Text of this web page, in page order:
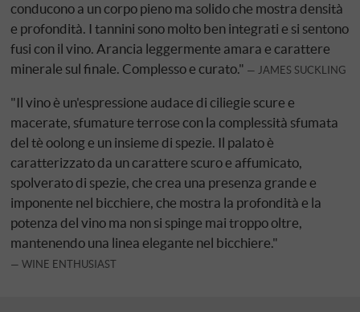
conducono a un corpo pieno ma solido che mostra densità
e profondità. I tannini sono molto ben integrati e si sentono
fusi con il vino. Arancia leggermente amara e carattere
minerale sul finale. Complesso e curato."
JAMES SUCKLING
"Il vino è un'espressione audace di ciliegie scure e
macerate, sfumature terrose con la complessità sfumata
del tè oolong e un insieme di spezie. Il palato è
caratterizzato da un carattere scuro e affumicato,
spolverato di spezie, che crea una presenza grande e
imponente nel bicchiere, che mostra la profondità e la
potenza del vino ma non si spinge mai troppo oltre,
mantenendo una linea elegante nel bicchiere."
WINE ENTHUSIAST